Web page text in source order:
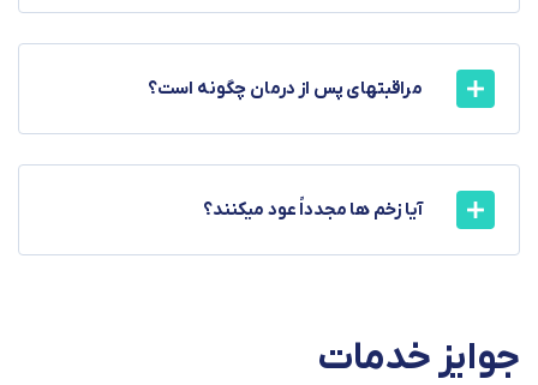
مراقبتهای پس از درمان چگونه است؟
آیا زخم ها مجدداً عود میکنند؟
جوایزخدمات